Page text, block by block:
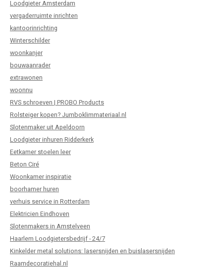
Loodgieter Amsterdam
vergaderruimte inrichten
kantoorinrichting
Winterschilder
woonkanjer
bouwaanrader
extrawonen
woonnu
RVS schroeven | PROBO Products
Rolsteiger kopen? Jumboklimmateriaal.nl
Slotenmaker uit Apeldoorn
Loodgieter inhuren Ridderkerk
Eetkamer stoelen leer
Beton Ciré
Woonkamer inspiratie
boorhamer huren
verhuis service in Rotterdam
Elektricien Eindhoven
Slotenmakers in Amstelveen
Haarlem Loodgietersbedrijf - 24/7
Kinkelder metal solutions: lasersnijden en buislasersnijden
Raamdecoratiehal.nl